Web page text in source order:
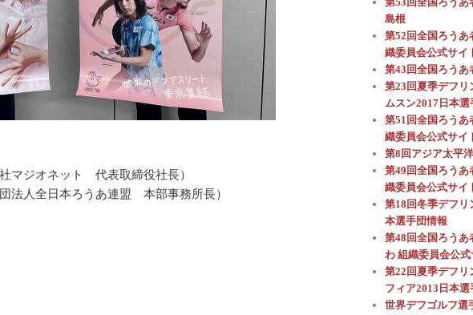
社マジオネット 代表取締役社長）
法人全日本ろうあ連盟 本部事務所長）
島根
第52回全国ろうあ
織委員会公式サイ
第43回全国ろうあ
第23回夏季デフリ
ムスン2017日本選
第51回全国ろうあ
織委員会公式サイ
第8回アジア太平
第49回全国ろうあ
織委員会公式サイ
第18回冬季デフリ
本選手団情報
第48回全国ろうあ
わ 組織委員会公式
第22回夏季デフリ
フィア2013日本選
世界デフゴルフ選